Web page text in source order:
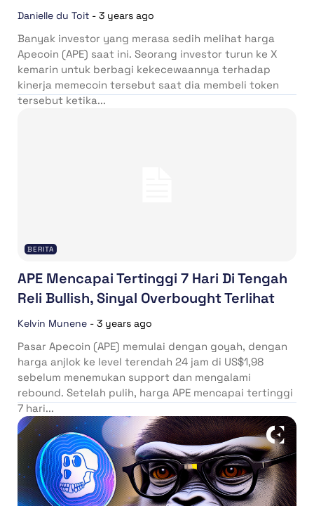
Danielle du Toit - 3 years ago
Banyak investor yang merasa sedih melihat harga
Apecoin (APE) saat ini. Seorang investor turun ke X
kemarin untuk berbagi kekecewaannya terhadap
kinerja memecoin tersebut saat dia membeli token
tersebut ketika...
BERITA
APE Mencapai Tertinggi 7 Hari Di Tengah
Reli Bullish, Sinyal Overbought Terlihat
Kelvin Munene - 3 years ago
Pasar Apecoin (APE) memulai dengan goyah, dengan
harga anjlok ke level terendah 24 jam di US$1,98
sebelum menemukan support dan mengalami
rebound. Setelah pulih, harga APE mencapai tertinggi
7 hari...